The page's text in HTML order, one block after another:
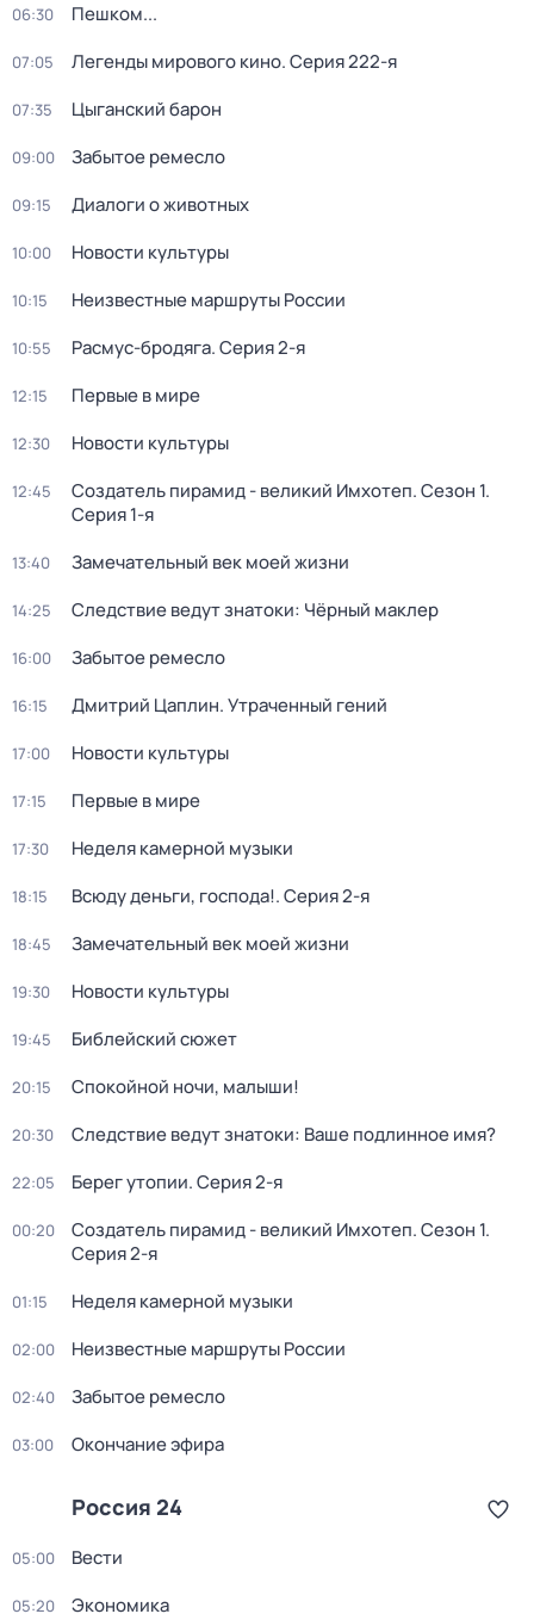
06:30 Пешком...
07:05 Легенды мирового кино. Серия 222-я
07:35 Цыганский барон
09:00 Забытое ремесло
09:15 Диалоги о животных
10:00 Новости культуры
10:15 Неизвестные маршруты России
10:55 Расмус-бродяга. Серия 2-я
12:15 Первые в мире
12:30 Новости культуры
12:45 Создатель пирамид - великий Имхотеп. Сезон 1.
Серия 1-я
13:40 Замечательный век моей жизни
14:25 Следствие ведут знатоки: Чёрный маклер
16:00 Забытое ремесло
16:15 Дмитрий Цаплин. Утраченный гений
17:00 Новости культуры
17:15 Первые в мире
17:30 Неделя камерной музыки
18:15 Всюду деньги, господа!. Серия 2-я
18:45 Замечательный век моей жизни
19:30 Новости культуры
19:45 Библейский сюжет
20:15 Спокойной ночи, малыши!
20:30 Следствие ведут знатоки: Ваше подлинное имя?
22:05 Берег утопии. Серия 2-я
00:20 Создатель пирамид - великий Имхотеп. Сезон 1.
Серия 2-я
01:15 Неделя камерной музыки
02:00 Неизвестные маршруты России
02:40 Забытое ремесло
03:00 Окончание эфира
Россия 24
05:00 Вести
05:20 Экономика